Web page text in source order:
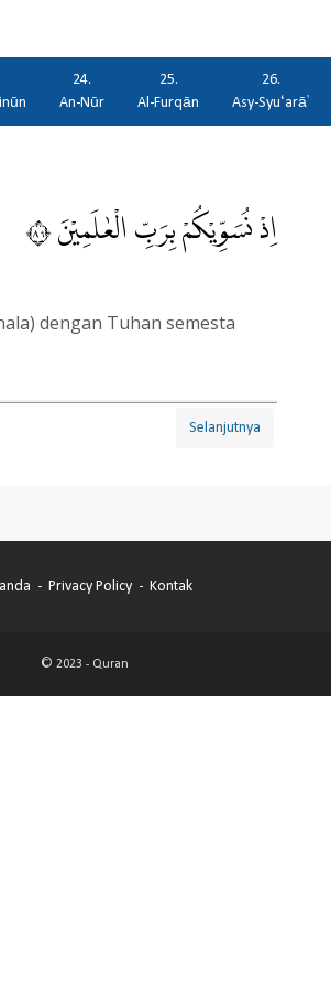
24.
An-Nūr
25.
Al-Furqān
26.
Asy-Syu‘arā'
اِذْ نُسَوِّيْكُمْ بِرَبِّ الْعٰلَمِيْنَ ٩٨
dengan Tuhan semesta
Selanjutnya
Privacy Policy Kontak
© 2023 - Quran